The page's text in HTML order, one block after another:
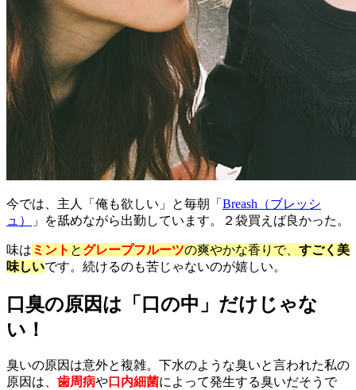
今では、主人「俺も欲しい」と毎朝「 Breash（ブレッシ
ュ）
」を舐めながら出勤しています。２袋買えば良かった。
味は ミント と グレープフルーツの爽やかな香りで、 すごく美
味しいです。続けるのも苦じゃないのが嬉しい。
口臭の原因は「口の中」だけじゃな
い！
臭いの原因は意外と複雑。下水のような臭いと言われた私の
原因は、 歯周病や口内細菌によって発生する臭いだそうで